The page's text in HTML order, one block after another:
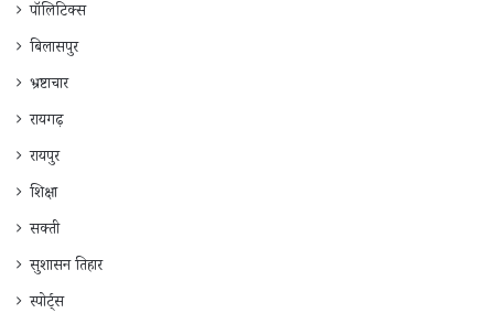
पॉलिटिक्स
बिलासपुर
भ्रष्टाचार
रायगढ़
रायपुर
शिक्षा
सक्ती
सुशासन तिहार
स्पोर्ट्स